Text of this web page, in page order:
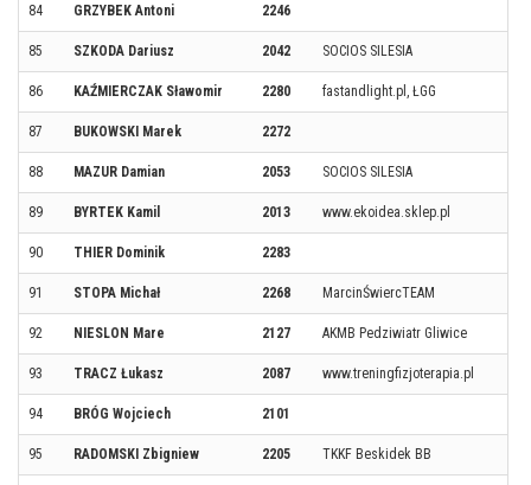
84 GRZYBEK Antoni 2246
85 SZKODA Dariusz 2042 SOCIOS SILESIA
86 KAŹMIERCZAK Sławomir 2280 fastandlight.pl, ŁGG
87 BUKOWSKI Marek 2272
88 MAZUR Damian 2053 SOCIOS SILESIA
89 BYRTEK Kamil 2013 www.ekoidea.sklep.pl
90 THIER Dominik 2283
91 STOPA Michał 2268 MarcinŚwiercTEAM
92 NIESLON Mare 2127 AKMB Pedziwiatr Gliwice
93 TRACZ Łukasz 2087 www.treningfizjoterapia.pl
94 BRÓG Wojciech 2101
95 RADOMSKI Zbigniew 2205 TKKF Beskidek BB